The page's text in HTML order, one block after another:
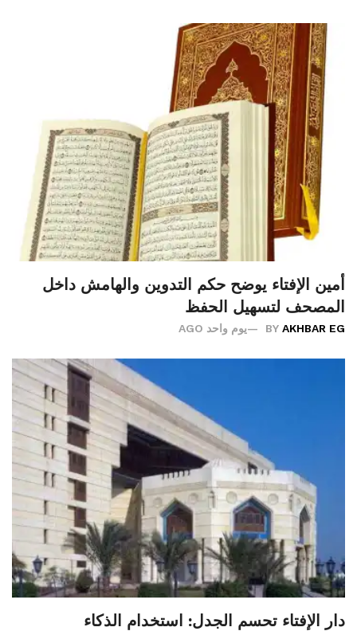
أمين الإفتاء يوضح حكم التدوين والهامش داخل
المصحف لتسهيل الحفظ
BY AKHBAR EG يوم واحد AGO
دار الإفتاء تحسم الجدل: استخدام الذكاء